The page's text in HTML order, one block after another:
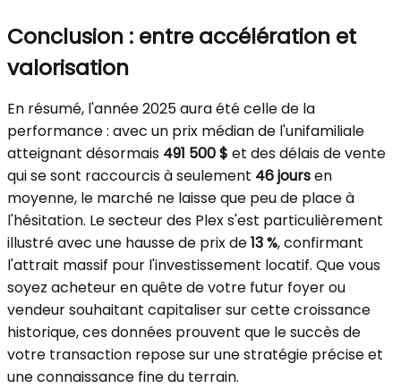
Conclusion : entre accélération et
valorisation
En résumé, l'année 2025 aura été celle de la
performance : avec un prix médian de l'unifamiliale
atteignant désormais 491 500 $ et des délais de vente
qui se sont raccourcis à seulement 46 joursen
moyenne, le marché ne laisse que peu de place à
l'hésitation. Le secteur des Plex s'est particulièrement
illustré avec une hausse de prix de13 %, confirmant
l'attrait massif pour l'investissement locatif. Que vous
soyez acheteur en quête de votre futur foyer ou
vendeur souhaitant capitaliser sur cette croissance
historique, ces données prouvent que le succès de
votre transaction repose sur une stratégie précise et
une connaissance fine du terrain.